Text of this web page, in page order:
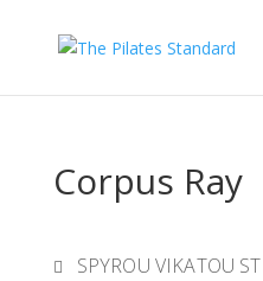
Corpus Ray
SPYROU VIKATOU